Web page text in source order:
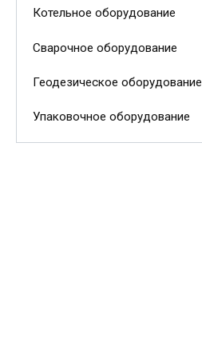
Котельное оборудование
Сварочное оборудование
Геодезическое оборудование
Упаковочное оборудование